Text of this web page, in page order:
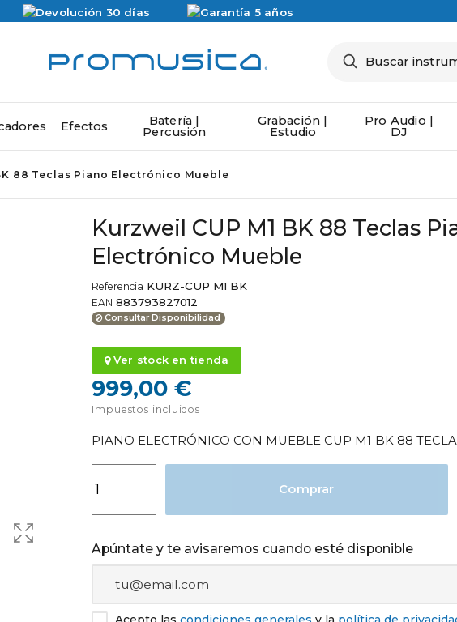
Efectos Batería |
Percusión
Grabación |
Estudio
Pro Audio |
DJ
88 Teclas Piano Electrónico Mueble
Kurzweil CUP M1 BK 88 Teclas
Electrónico Mueble
Referencia KURZ-CUP M1 BK
EAN 883793827012
Consultar Disponibilidad
Ver stock en tienda
999,00 €
Impuestos incluidos
PIANO ELECTRÓNICO CON MUEBLE CUP M1 BK 88
Comprar
Apúntate y te avisaremos cuando esté disponible